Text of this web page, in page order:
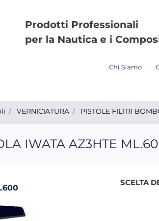
Prodotti Professionali
per la Nautica e i
Chi Siamo
VERNICIATURA PISTOLE FILTRI
IWATA AZ3HTE
SCELTA